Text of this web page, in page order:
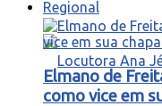
Regional
Elmano de
como vice em